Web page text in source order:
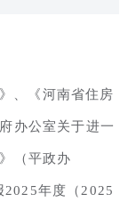
、《河南省住房
办公室关于进一
（平政办
2025年度（2025